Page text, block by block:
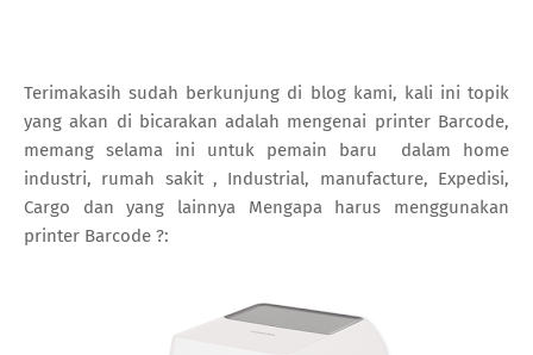
Terimakasih sudah berkunjung di blog kami, kali ini topik
yang akan di bicarakan adalah mengenai printer Barcode,
memang selama ini untuk pemain baru dalam home
industri, rumah sakit , Industrial, manufacture, Expedisi,
Cargo dan yang lainnya Mengapa harus menggunakan
printer Barcode ?: